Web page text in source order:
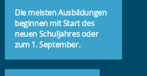
Die meisten Ausbildungen
beginnen mit Start des
neuen Schuljahres oder
zum 1. September.